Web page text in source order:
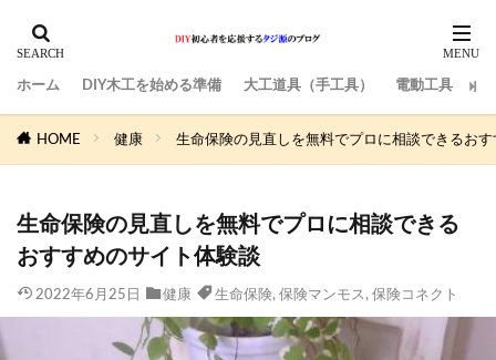
ホーム DIY木工を始める準備 大工道具（手工具） 電動工具 サ
HOME 健康 生命保険の見直しを無料でプロに相談できるお
生命保険の見直しを無料でプロに相談できる
おすすめのサイト体験談
2022年6月25日 健康 生命保険, 保険マンモス , 保険コネクト